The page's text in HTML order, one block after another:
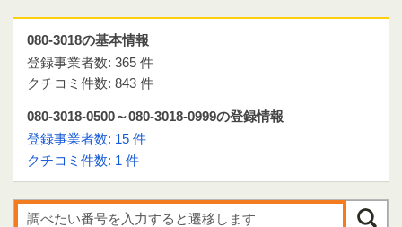
080-3018の基本情報
登録事業者数: 365 件
クチコミ件数: 843 件
080-3018-0500～080-3018-0999の登録情報
登録事業者数: 15 件
クチコミ件数: 1 件